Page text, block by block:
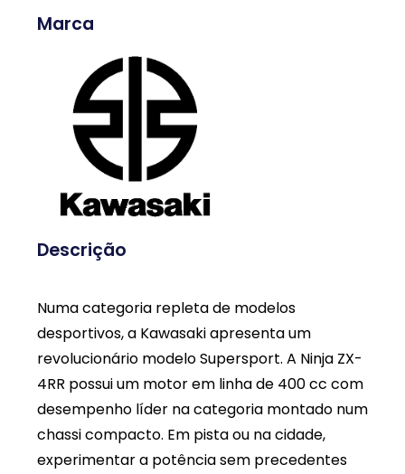
Marca
Descrição
Numa categoria repleta de modelos
desportivos, a Kawasaki apresenta um
revolucionário modelo Supersport. A Ninja ZX-
4RR possui um motor em linha de 400 cc com
desempenho líder na categoria montado num
chassi compacto. Em pista ou na cidade,
experimentar a potência sem precedentes